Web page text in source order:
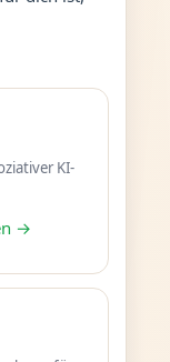
KI-
→